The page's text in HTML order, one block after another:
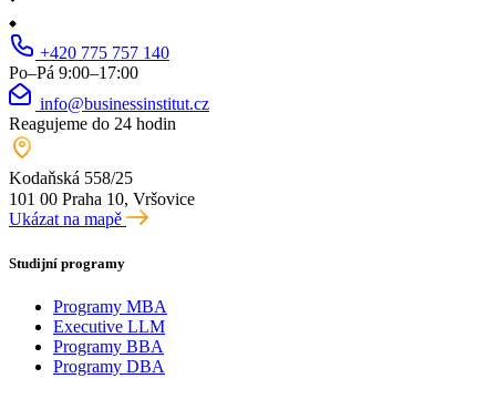
+420 775 757 140
Po–Pá 9:00–17:00
info@businessinstitut.cz
Reagujeme do 24 hodin
Kodaňská 558/25
101 00 Praha 10, Vršovice
Ukázat na mapě
Studijní programy
Programy MBA
Executive LLM
Programy BBA
Programy DBA